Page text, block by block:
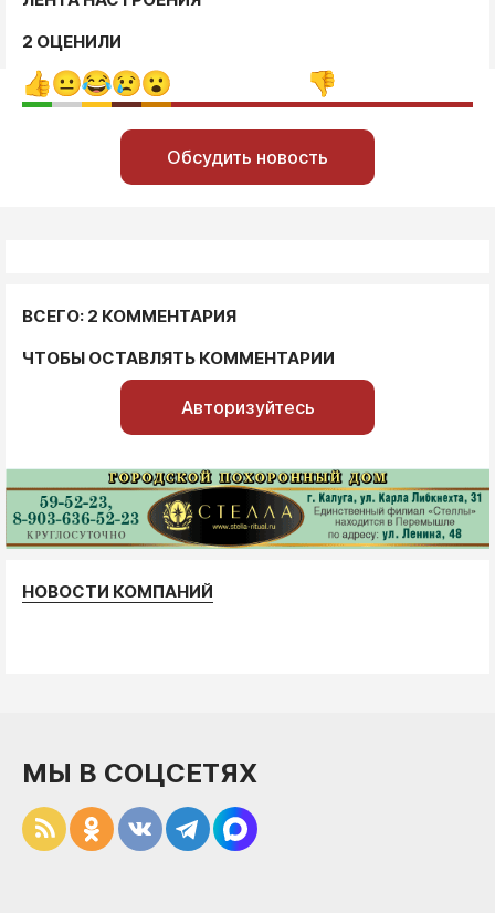
2 ОЦЕНИЛИ
Обсудить новость
ВСЕГО: 2 КОММЕНТАРИЯ
ЧТОБЫ ОСТАВЛЯТЬ КОММЕНТАРИИ
Авторизуйтесь
НОВОСТИ КОМПАНИЙ
МЫ В СОЦСЕТЯХ